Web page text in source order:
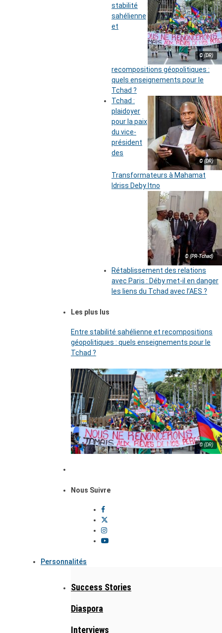
© (DR)
stabilité
sahélienne
et
recompositions géopolitiques :
quels enseignements pour le
Tchad ?
© (DR)
Tchad :
plaidoyer
pour la paix
du vice-
président
des
Transformateurs à Mahamat
Idriss Deby Itno
© (PR-Tchad)
Rétablissement des relations
avec Paris : Déby met-il en danger
les liens du Tchad avec l’AES ?
Les plus lus
Entre stabilité sahélienne et recompositions
géopolitiques : quels enseignements pour le
Tchad ?
© (DR)
Nous Suivre
Personnalités
Success Stories
Diaspora
Interviews